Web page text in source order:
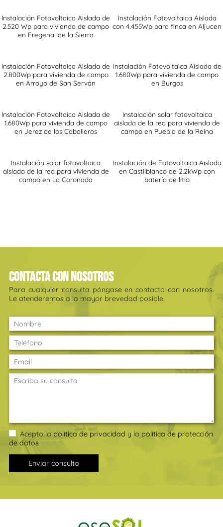
Instalación Fotovoltaica Aislada de
2.520 Wp para vivienda de campo
en Fregenal de la Sierra
Instalación Fotovoltaica Aislada
con 4.455Wp para finca en Aljucen
Instalación Fotovoltaica Aislada de
2.800Wp para vivienda de campo
en Arroyo de San Serván
Instalación Fotovoltaica Aislada de
1.680Wp para vivienda de campo
en Burgos
Instalación Fotovoltaica Aislada de
1.680Wp para vivienda de campo
en Jerez de los Caballeros
Instalación solar fotovoltaica
aislada de la red para vivienda de
campo en Puebla de la Reina
Instalación solar fotovoltaica
aislada de la red para vivienda de
campo en La Coronada
Instalación de Fotovoltaica Aislada
en Castilblanco de 2.2kWp con
batería de litio
Contacta con nosotros
Para cualquier consulta póngase en contacto con nosotros.
Le atenderemos a la mayor brevedad posible.
Acepto la política de privacidad y la política de protección
de datos
Enviar consulta